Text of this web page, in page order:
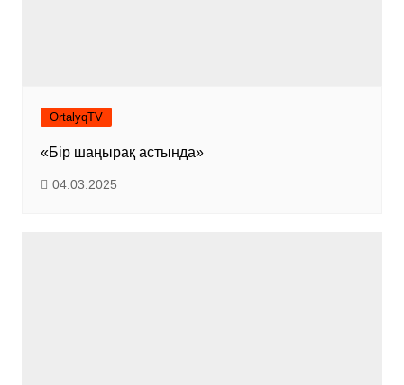
OrtalyqTV
«Бір шаңырақ астында»
04.03.2025